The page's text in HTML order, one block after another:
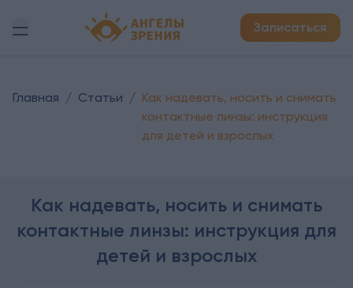
Детская офтальмология Ангелы зрения!
Записаться
Главная / Статьи / Как надевать, носить и снимать
контактные линзы: инструкция
для детей и взрослых
Как надевать, носить и снимать
контактные линзы: инструкция для
детей и взрослых